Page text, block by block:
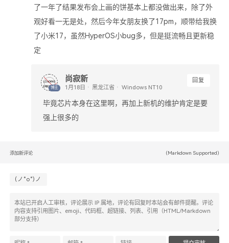
了一年了结果发布会上画的饼基本上都没做出来，除了外
观好看一无是处，然后今年女朋友换了17pm，顺带给我换
了小米17，虽然HyperOS小bug多，但是挺流畅且更新稳
定
博主
回复
尚寂新
黑龙江省 Windows NT10
毕竟芯片本身在这里啊，再加上新机的维护肯定是要
强上很多的
添加新评论 (Markdown Supported)
(ノ°ο°)ノ